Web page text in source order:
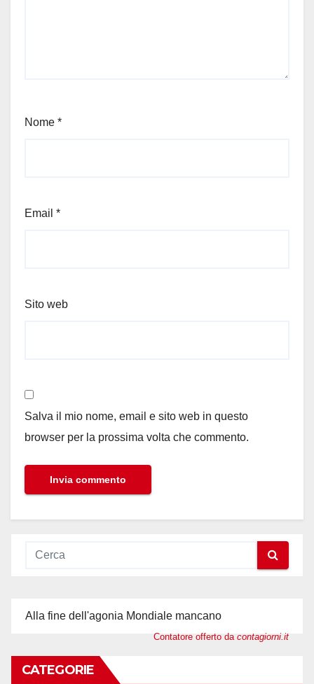
Nome *
Email *
Sito web
Salva il mio nome, email e sito web in questo
browser per la prossima volta che commento.
Alla fine dell'agonia Mondiale mancano
Contatore offerto da contagiorni.it
CATEGORIE